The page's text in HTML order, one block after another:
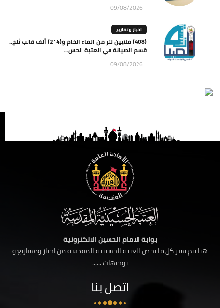
09/08/2026
اخبار وتقارير
(408) ملايين لتر من الماء الخام و(214) ألف قالب ثلج..
قسم الصيانة في العتبة الحس...
09/08/2026
بوابة الامام الحسين الالكترونية
هنا يتم نشر كل ما يخص العتبة الحسينية المقدسة من اخبار ومشاريع و
توجيهات ......
اتصل بنا